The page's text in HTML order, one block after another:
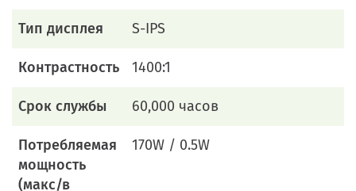
Тип дисплея S-IPS
Контрастность 1400:1
Срок службы 60,000 часов
Потребляемая
мощность
(макс/в
170W / 0.5W